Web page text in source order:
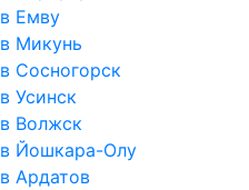
в Емву
в Микунь
в Сосногорск
в Усинск
в Волжск
в Йошкара-Олу
в Ардатов